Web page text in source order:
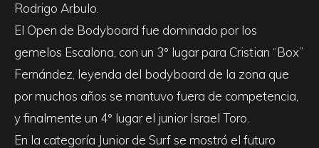
Rodrigo Arbulo.
El Open de Bodyboard fue dominado por los
gemelos Escalona, con un 3° lugar para Cristian “Box”
Fernández, leyenda del bodyboard de la zona que
por muchos años se mantuvo fuera de competencia,
y finalmente un 4° lugar el junior Israel Toro.
En la categoría Junior de Surf se mostró el futuro